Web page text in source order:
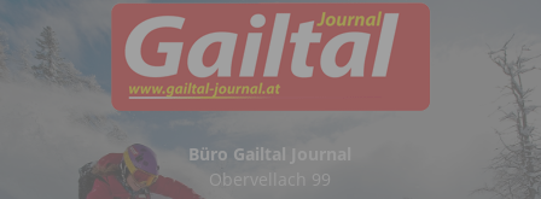
Büro Gailtal Journal
Obervellach 99